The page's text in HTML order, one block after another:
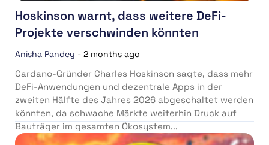
Hoskinson warnt, dass weitere DeFi-
Projekte verschwinden könnten
Anisha Pandey - 2 months ago
Cardano-Gründer Charles Hoskinson sagte, dass mehr
DeFi-Anwendungen und dezentrale Apps in der
zweiten Hälfte des Jahres 2026 abgeschaltet werden
könnten, da schwache Märkte weiterhin Druck auf
Bauträger im gesamten Ökosystem...